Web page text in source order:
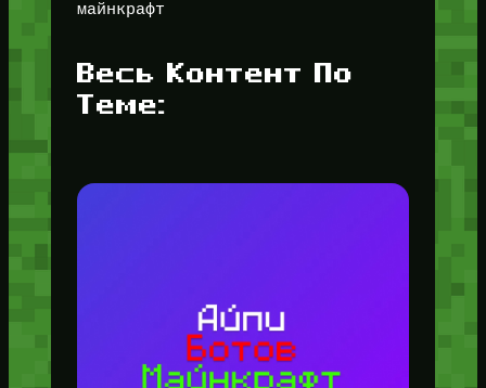
майнкрафт
Весь Контент По
Теме: